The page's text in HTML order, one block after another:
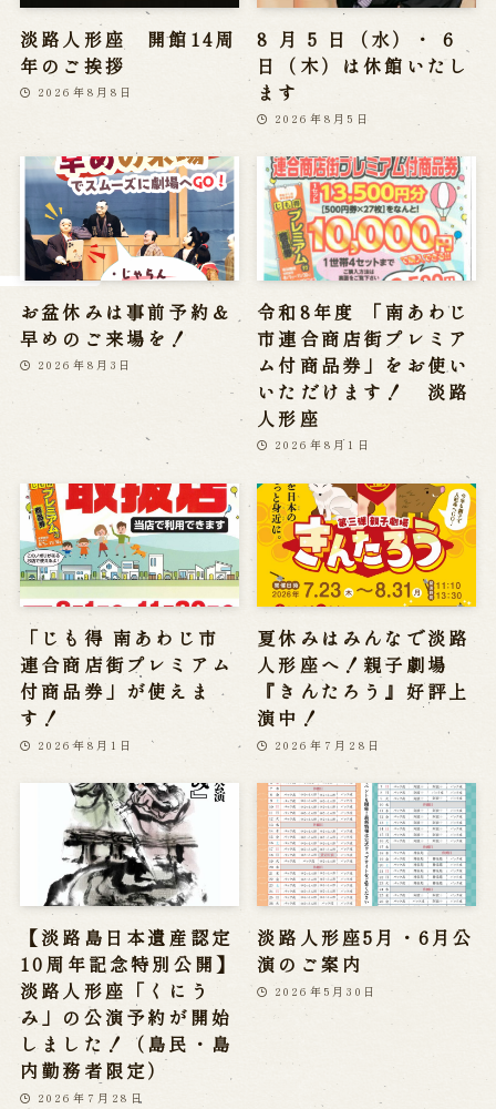
求人情報
※株式会社うずのくに南あわじの求人情報ページへ移動します
関連施設
通販サイトうずのくに
うずの丘大鳴門橋記念館
淡路人形座 開館14周
年のご挨拶
2026年8月8日
8 月 5 日（水）・ 6
日（木）は休館いたし
ます
2026年8月5日
お盆休みは事前予約＆
早めのご来場を！
2026年8月3日
令和8年度 「南あわじ
市連合商店街プレミア
ム付商品券」をお使い
いただけます！ 淡路
人形座
2026年8月1日
「じも得 南あわじ市
連合商店街プレミアム
付商品券」が使えま
す！
2026年8月1日
夏休みはみんなで淡路
人形座へ！親子劇場
『きんたろう』好評上
演中！
2026年7月28日
【淡路島日本遺産認定
10周年記念特別公開】
淡路人形座「くにう
み」の公演予約が開始
しました！（島民・島
内勤務者限定）
2026年7月28日
淡路人形座5月・6月公
演のご案内
2026年5月30日